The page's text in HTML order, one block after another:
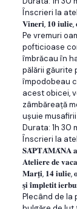
Înscrieri la
𝐕𝐢𝐧𝐞𝐫𝐢, 𝟏𝟎
Pe vremuri
pofticioase
îmbrăcau în
pălării găurite
împodobeau
acest obicei,
zâmbăreață
ușuie
Durata: 1h 30
Înscrieri la
𝐒𝐀̆𝐏𝐓𝐀̆𝐌𝐀̂𝐍𝐀 𝐚
𝐀𝐭𝐞𝐥𝐢𝐞𝐫𝐞 𝐝𝐞
𝐌𝐚𝐫𝐭̧𝐢, 𝟏𝟒 𝐢𝐮𝐥𝐢𝐞,
𝐬̧𝐢 𝐢̂𝐦𝐩𝐥𝐞𝐭𝐢𝐭
Plecând de la